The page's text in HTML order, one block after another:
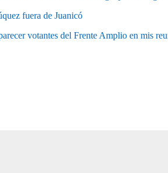
fuera de Juanicó
votantes del Frente Amplio en mis